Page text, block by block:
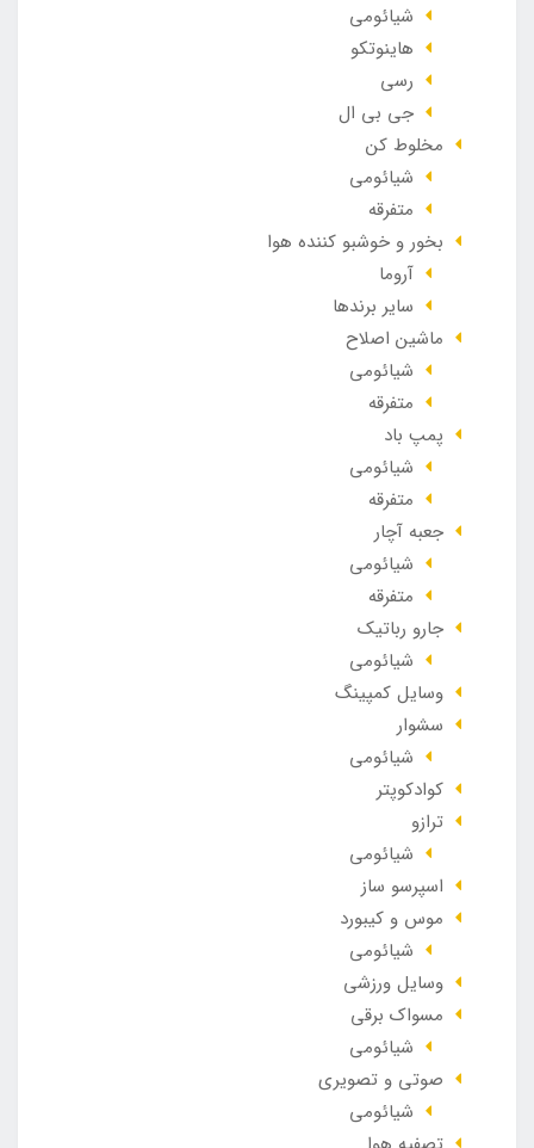
شیائومی
هاینوتکو
رسی
جی بی ال
مخلوط کن
شیائومی
متفرقه
بخور و خوشبو کننده هوا
آروما
سایر برندها
ماشین اصلاح
شیائومی
متفرقه
پمپ باد
شیائومی
متفرقه
جعبه آچار
شیائومی
متفرقه
جارو رباتیک
شیائومی
وسایل کمپینگ
سشوار
شیائومی
کوادکوپتر
ترازو
شیائومی
اسپرسو ساز
موس و کیبورد
شیائومی
وسایل ورزشی
مسواک برقی
شیائومی
صوتی و تصویری
شیائومی